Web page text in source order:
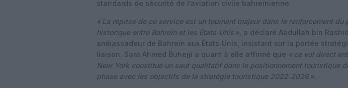
standards de sécurité de l’aviation civile bahreïnienne.
« La reprise de ce service est un tournant majeur dans le renforcement du
historique entre Bahreïn et les États‑Unis », a déclaré Abdullah bin
ambassadeur de Bahreïn aux États‑Unis, insistant sur la portée
liaison. Sara Ahmed Buhejji a quant à elle affirmé que « ce vol direct
New York constitue un saut qualitatif dans le positionnement touristique
phase avec les objectifs de la stratégie touristique 2022‑2026 ».